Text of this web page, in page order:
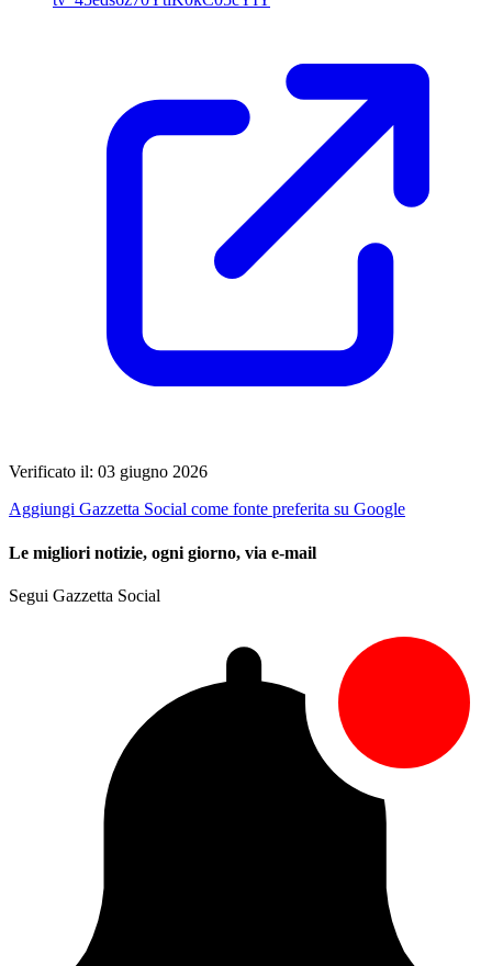
Verificato il: 03 giugno 2026
Aggiungi Gazzetta Social come fonte preferita su Google
Le migliori notizie, ogni giorno, via e-mail
Segui Gazzetta Social